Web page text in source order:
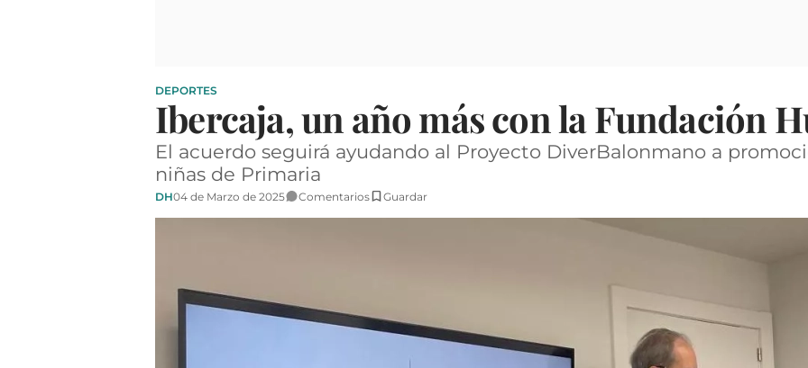
DEPORTES
Ibercaja, un año más con la Fundación
El acuerdo seguirá ayudando al Proyecto DiverBalonmano a
niñas de Primaria
DH04 de Marzo de 2025 Comentarios Guardar